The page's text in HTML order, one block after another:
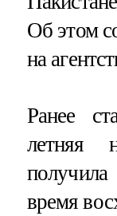
Об этом
на
Ранее
летняя
время